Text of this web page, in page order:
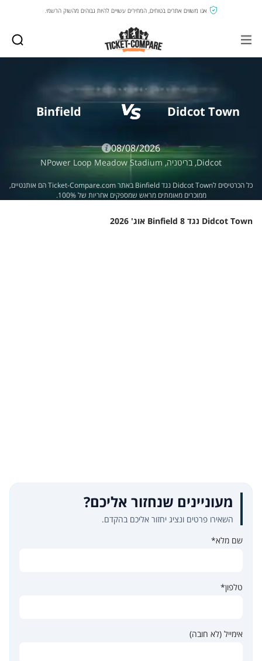
אנו משווים אתרים בטוחים, המחירים עשויים להיות גבוהים מהשוק הרשמי.
Didcot Town
Binfield
08/08/2026
Didcot, בריטניה, NPower Loop Meadow Stadium
כל הכרטיסים לDidcot Town נגד Binfield באתר Ticket-Compare.com הם אותנטיים,
ממוכרים מאומתים מראש שמספקים אחריות של 100%.
Didcot Town נגד Binfield 8 אוג' 2026
מעוניינים שנחזור אליכם?
השאירו פרטים ונציג יחזור אליכם בהקדם.
שם מלא*
טלפון*
אימייל (לא חובה)